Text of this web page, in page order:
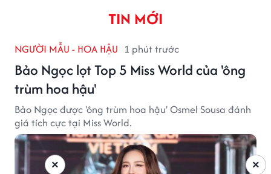
TIN MỚI
NGƯỜI MẪU - HOA HẬU 1 phút trước
Bảo Ngọc lọt Top 5 Miss World của 'ông
trùm hoa hậu'
Bảo Ngọc được 'ông trùm hoa hậu' Osmel Sousa đánh
giá tích cực tại Miss World.
×
×